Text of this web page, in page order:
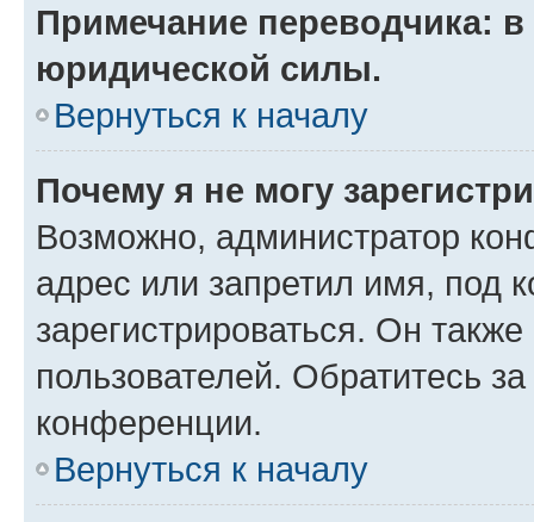
Примечание переводчика:
юридической силы.
Вернуться к началу
Почему я не могу
Возможно, администратор
адрес или запретил имя, под
зарегистрироваться. Он
пользователей. Обратитесь
конференции.
Вернуться к началу